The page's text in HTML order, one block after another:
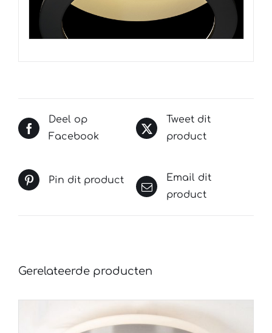
Deel op
Facebook
Tweet dit
product
Pin dit product
Email dit
product
Gerelateerde producten